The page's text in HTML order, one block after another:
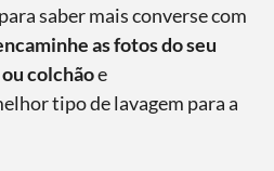
saber mais converse com
as fotos do seu
colchãoe
tipo de lavagem para a